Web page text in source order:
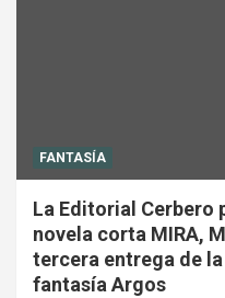
FANTASÍA
La Editorial Cerbero
novela corta MIRA,
tercera entrega de
fantasía Argos